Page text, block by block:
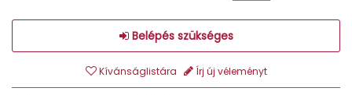
Belépés szükséges
Kívánságlistára Írj új véleményt